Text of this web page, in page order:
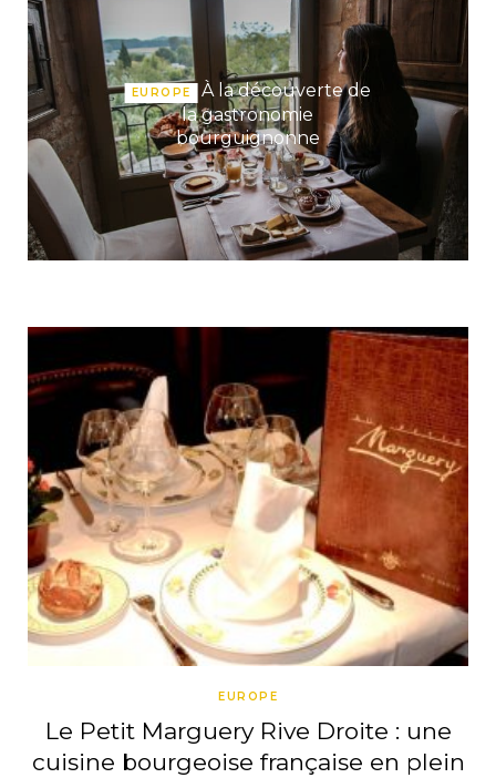
EUROPE
À la découverte de
la gastronomie
bourguignonne
EUROPE
Le Petit Marguery Rive Droite : une
cuisine bourgeoise française en plein